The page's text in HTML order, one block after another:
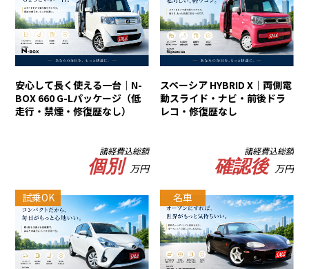
安心して長く使える一台｜N-
BOX 660 G-Lパッケージ（低
走行・禁煙・修復歴なし）
諸経費込総額
個別 万円
スペーシア HYBRID X｜両側電
動スライド・ナビ・前後ドラ
レコ・修復歴なし
諸経費込総額
確認後 万円
試乗OK 名車